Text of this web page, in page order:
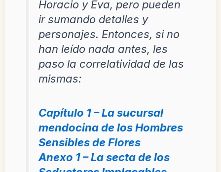
Horacio y Eva, pero pueden
ir sumando detalles y
personajes. Entonces, si no
han leído nada antes, les
paso la correlatividad de las
mismas:
Capítulo 1 – La sucursal
mendocina de los Hombres
Sensibles de Flores
Anexo 1 – La secta de los